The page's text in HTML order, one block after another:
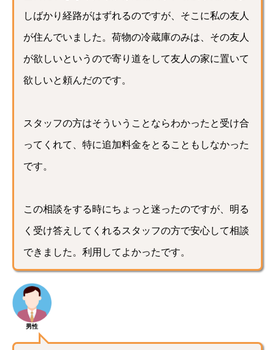
しばかり経路がはずれるのですが、そこに私の友人
が住んでいました。荷物の冷蔵庫のみは、その友人
が欲しいというので寄り道をして友人の家に置いて
欲しいと頼んだのです。
スタッフの方はそういうことならわかったと受け合
ってくれて、特に追加料金をとることもしなかった
です。
この相談をする時にちょっと迷ったのですが、明る
く受け答えしてくれるスタッフの方で安心して相談
できました。利用してよかったです。
男性